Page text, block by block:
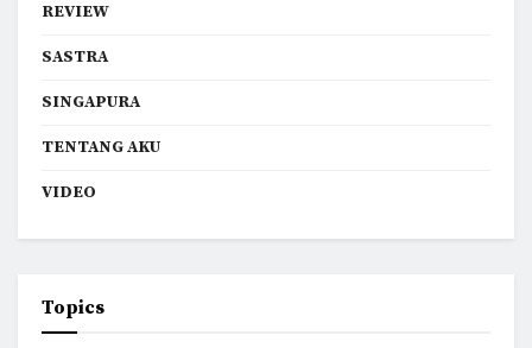
REVIEW
SASTRA
SINGAPURA
TENTANG AKU
VIDEO
Topics